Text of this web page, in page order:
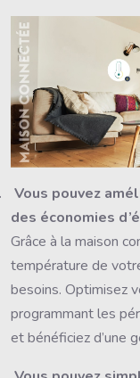
Vous pouvez
des économies
Grâce à la maison
température de
besoins. Optimisez
programmant les
et bénéficiez d’une